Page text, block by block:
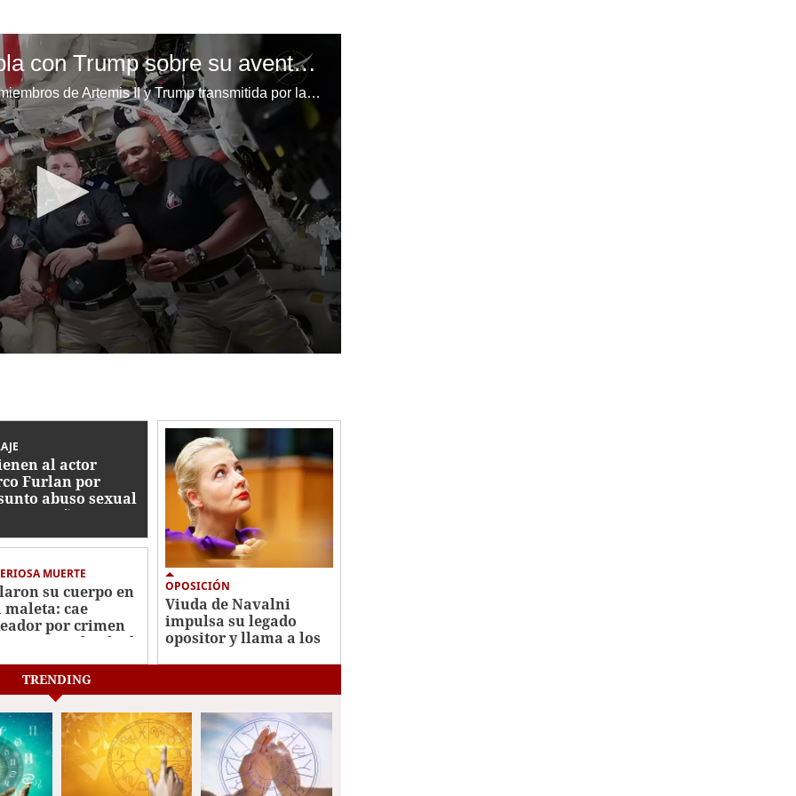
Artemis II relatan habla con Trump sobre su aventura
En una llamada, entre los cuatro miembros de Artemis II y Trump transmitida por la NASA, Glover agregó que pasaron especialmente ocupados durante ese momento clave de su misión
al actor
Furlan por
abuso sexual
un niño autista
MUERTE
su cuerpo en
maleta: cae
por crimen
Elisabeth
OPOSICIÓN
Viuda de Navalni
impulsa su legado
opositor y llama a los
TRENDING